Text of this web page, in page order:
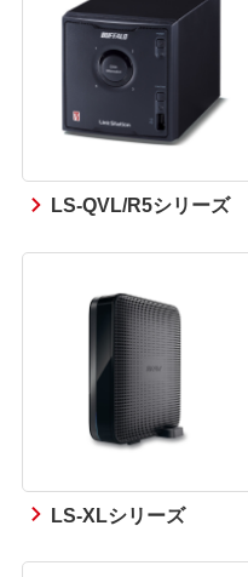
LS-QVL/R5シリーズ
LS-XLシリーズ